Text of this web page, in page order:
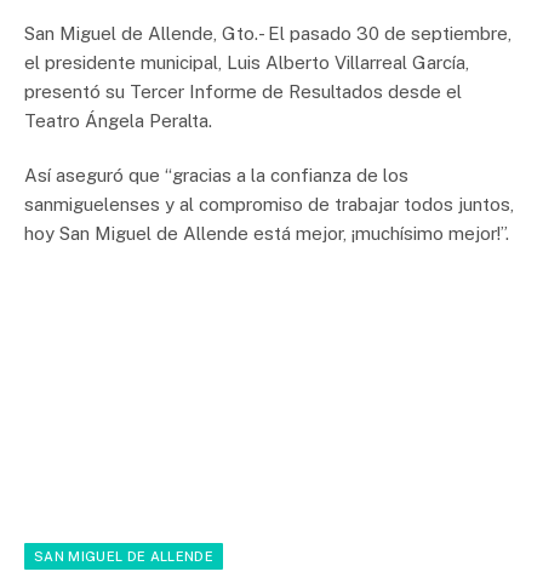
San Miguel de Allende, Gto.- El pasado 30 de septiembre,
el presidente municipal, Luis Alberto Villarreal García,
presentó su Tercer Informe de Resultados desde el
Teatro Ángela Peralta.
Así aseguró que “gracias a la confianza de los
sanmiguelenses y al compromiso de trabajar todos juntos,
hoy San Miguel de Allende está mejor, ¡muchísimo mejor!”.
SAN MIGUEL DE ALLENDE